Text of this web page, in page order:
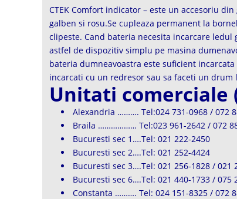
CTEK Comfort indicator – este un accesoriu
galben si rosu.Se cupleaza permanent la
clipeste. Cand bateria necesita incarcare
astfel de dispozitiv simplu pe masina
bateria dumneavoastra este suficient
incarcati cu un redresor sau sa faceti un drum
Unitati comerciale
Alexandria ………. Tel:024 731-0968 / 072
Braila ……………… Tel:023 961-2642 / 072
Bucuresti sec 1….Tel: 021 222-2450
Bucuresti sec 2….Tel: 021 252-4424
Bucuresti sec 3….Tel: 021 256-1828 / 021
Bucuresti sec 6….Tel: 021 440-1733 / 075
Constanta ………. Tel: 024 151-8325 / 072